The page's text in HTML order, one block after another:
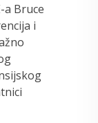
a Bruce
i